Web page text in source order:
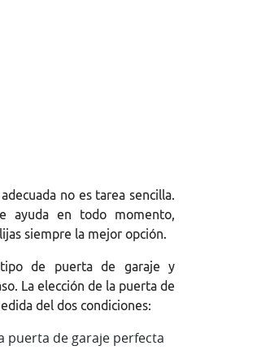
no es tarea sencilla.
ayuda en todo momento,
siempre la mejor opción.
de puerta de garaje y
La elección de la puerta de
del dos condiciones:
puerta de garaje perfecta